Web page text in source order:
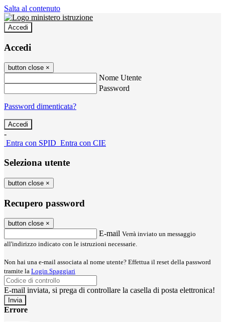
Salta al contenuto
Accedi
Accedi
button close ×
Nome Utente
Password
Password dimenticata?
-
Entra con SPID Entra con CIE
Seleziona utente
button close ×
Recupero password
button close ×
E-mail Verrà inviato un messaggio
all'indirizzo indicato con le istruzioni necessarie.
Non hai una e-mail associata al nome utente? Effettua il reset della password
tramite la Login Spaggiari
E-mail inviata, si prega di controllare la casella di posta elettronica!
Errore